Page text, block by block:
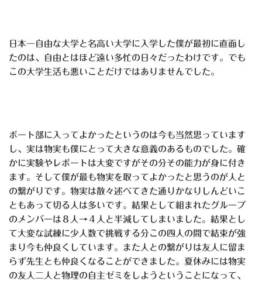
日本一自由な大学と名高い大学に入学した僕が最初に直面し
たのは、自由とはほど遠い多忙の日々だったわけです。でも
この大学生活も悪いことだけではありませんでした。
ボート部に入ってよかったというのは今も当然思っています
し、実は物実も僕にとって大きな意義のあるものでした。確
かに実験やレポートは大変ですがその分その能力が身に付き
ます。そして僕が最も物実を取ってよかったと思うのが人と
の繋がりです。物実は散々述べてきた通りかなりしんどいこ
ともあって切る人は多いです。結果として組まれたグループ
のメンバーは８人→４人と半減してしまいました。結果とし
て大変な試練に少人数で挑戦する分この四人の間で結束が強
まり今も仲良くしています。また人との繋がりは友人に留ま
らず先生とも仲良くなることができました。夏休みには物実
の友人二人と物理の自主ゼミをしようということになって、